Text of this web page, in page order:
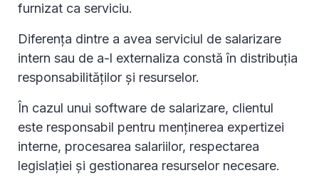
furnizat ca serviciu.
Diferența dintre a avea serviciul de salarizare
intern sau de a-l externaliza constă în distribuția
responsabilităților și resurselor.
În cazul unui software de salarizare, clientul
este responsabil pentru menținerea expertizei
interne, procesarea salariilor, respectarea
legislației și gestionarea resurselor necesare.